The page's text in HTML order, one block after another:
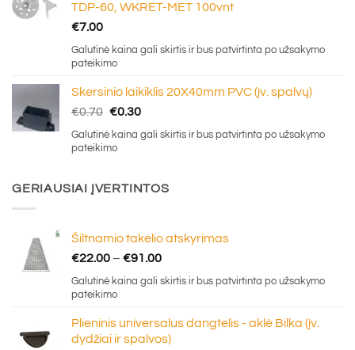
TDP-60, WKRET-MET 100vnt
€7.00
Galutinė kaina gali skirtis ir bus patvirtinta po užsakymo
pateikimo
Skersinio laikiklis 20X40mm PVC (įv. spalvų)
€0.70 Original
price
was:
€0.30Current
price
is:
Galutinė kaina gali skirtis ir bus patvirtinta po užsakymo
pateikimo
GERIAUSIAI ĮVERTINTOS
Šiltnamio takelio atskyrimas
€22.00 – €91.00Price
range:
€91.00
Galutinė kaina gali skirtis ir bus patvirtinta po užsakymo
pateikimo
Plieninis universalus dangtelis - aklė Bilka (įv.
dydžiai ir spalvos)